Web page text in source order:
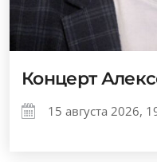
Концерт
15 августа 2026,